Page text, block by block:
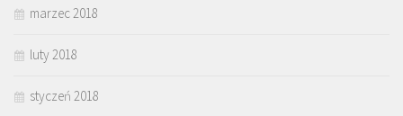
marzec 2018
luty 2018
styczeń 2018